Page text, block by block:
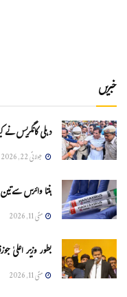
خبریں
دہلی کانگریس نے
جولائی 22, 2026
ہنتا وائرس
مئی 11, 2026
بطور وزیر اعلیٰ
مئی 11, 2026